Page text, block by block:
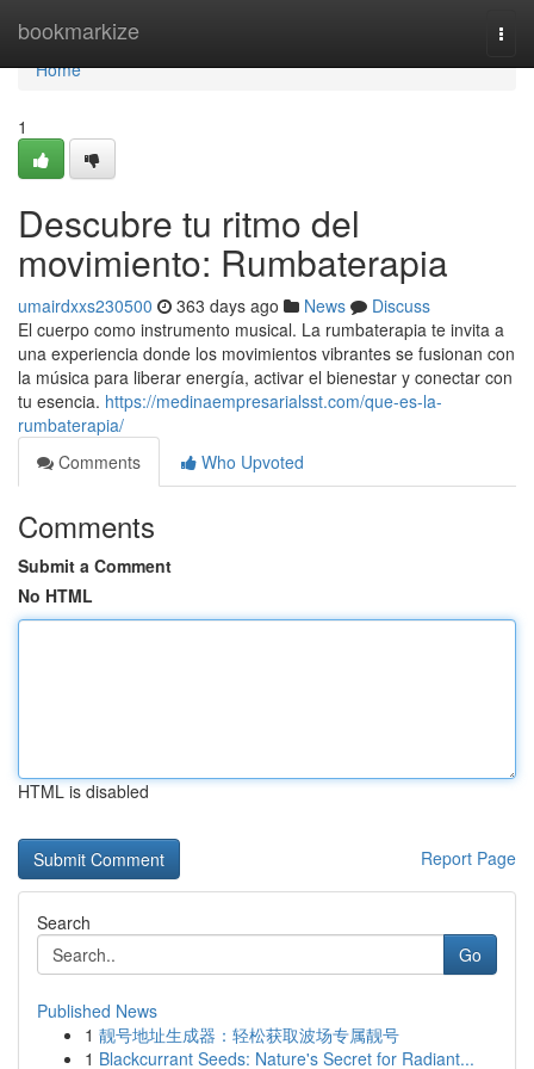
bookmarkize
Home
Home
1
Descubre tu ritmo del
movimiento: Rumbaterapia
umairdxxs230500 363 days ago News
Discuss
El cuerpo como instrumento musical. La rumbaterapia te invita a
una experiencia donde los movimientos vibrantes se fusionan con
la música para liberar energía, activar el bienestar y conectar con
tu esencia. https://medinaempresarialsst.com/que-es-la-
rumbaterapia/
Comments
Who Upvoted
Comments
Submit a Comment
No HTML
HTML is disabled
Report Page
Search
Go
Published News
1 靓号地址生成器：轻松获取波场专属靓号
1 Blackcurrant Seeds: Nature's Secret for Radiant...